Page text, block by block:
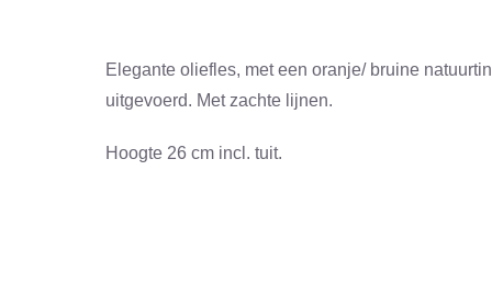
Elegante oliefles, met een oranje/ bruine
uitgevoerd. Met zachte lijnen.
Hoogte 26 cm incl. tuit.